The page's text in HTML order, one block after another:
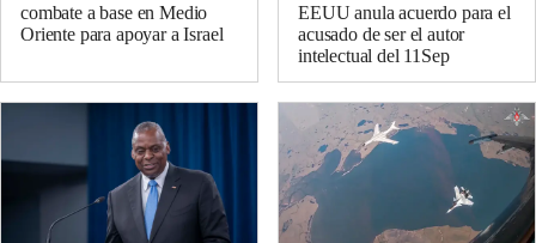
combate a base en Medio
Oriente para apoyar a Israel
EEUU anula acuerdo para el
acusado de ser el autor
intelectual del 11Sep